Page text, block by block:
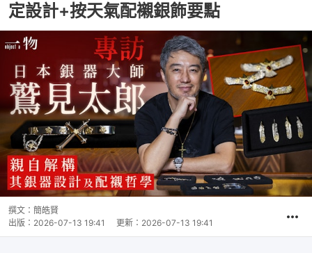
定設計+按天氣配襯銀飾要點
撰文： 簡皓賢
出版： 2026-07-13 19:41 更新： 2026-07-13 19:41